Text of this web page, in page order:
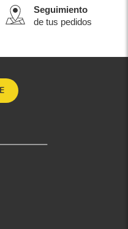
Seguimiento
de tus pedidos